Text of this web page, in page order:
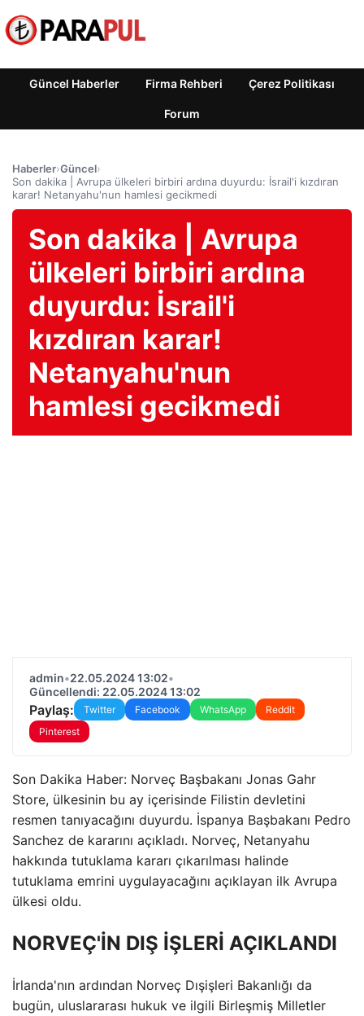
Güncel Haberler Firma Rehberi Çerez Politikası
Forum
Haberler›Güncel›
Son dakika | Avrupa ülkeleri birbiri ardına duyurdu: İsrail'i kızdıran
karar! Netanyahu'nun hamlesi gecikmedi
Son dakika | Avrupa
ülkeleri birbiri ardına
duyurdu: İsrail'i
kızdıran karar!
Netanyahu'nun
hamlesi gecikmedi
admin•22.05.2024 13:02•
Güncellendi: 22.05.2024 13:02
Paylaş: Twitter Facebook WhatsApp
Reddit
Pinterest
Son Dakika Haber: Norveç Başbakanı Jonas Gahr
Store, ülkesinin bu ay içerisinde Filistin devletini
resmen tanıyacağını duyurdu. İspanya Başbakanı Pedro
Sanchez de kararını açıkladı. Norveç, Netanyahu
hakkında tutuklama kararı çıkarılması halinde
tutuklama emrini uygulayacağını açıklayan ilk Avrupa
ülkesi oldu.
NORVEÇ'İN DIŞ İŞLERİ AÇIKLANDI
İrlanda'nın ardından Norveç Dışişleri Bakanlığı da
bugün, uluslararası hukuk ve ilgili Birleşmiş Milletler